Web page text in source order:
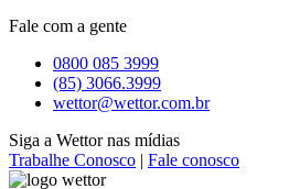
Fale com a gente
0800 085 3999
(85) 3066.3999
wettor@wettor.com.br
Siga a Wettor nas mídias
Trabalhe Conosco | Fale conosco